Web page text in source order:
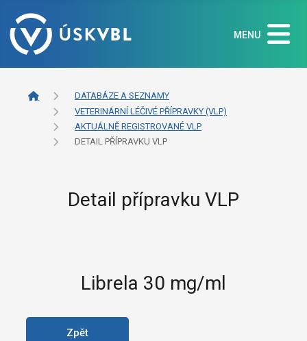
MENU
DATABÁZE A SEZNAMY
VETERINÁRNÍ LÉČIVÉ PŘÍPRAVKY (VLP)
AKTUÁLNĚ REGISTROVANÉ VLP
DETAIL PŘÍPRAVKU VLP
Detail přípravku VLP
Librela 30 mg/ml
Zpět